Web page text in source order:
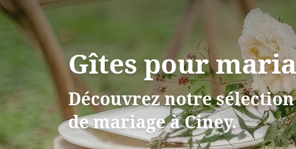
Gîtes pour
Découvrez notre
de mariage à Ciney.